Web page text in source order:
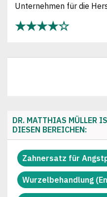
ausführliche Beratung
Prothetischer
Zirkoninlays
Unternehmen für die
★★★★☆
DR. MATTHIAS MÜLLER
DIESEN BEREICHEN:
Zahnersatz für
Wurzelbehandlung